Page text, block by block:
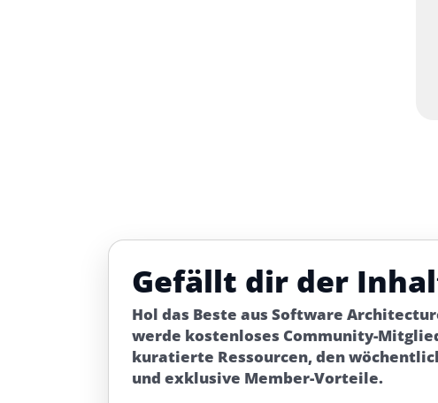
Gefällt dir der
Hol das Beste aus Software
werde kostenloses Community-
kuratierte Ressourcen, den
und exklusive Member-Vorteile.